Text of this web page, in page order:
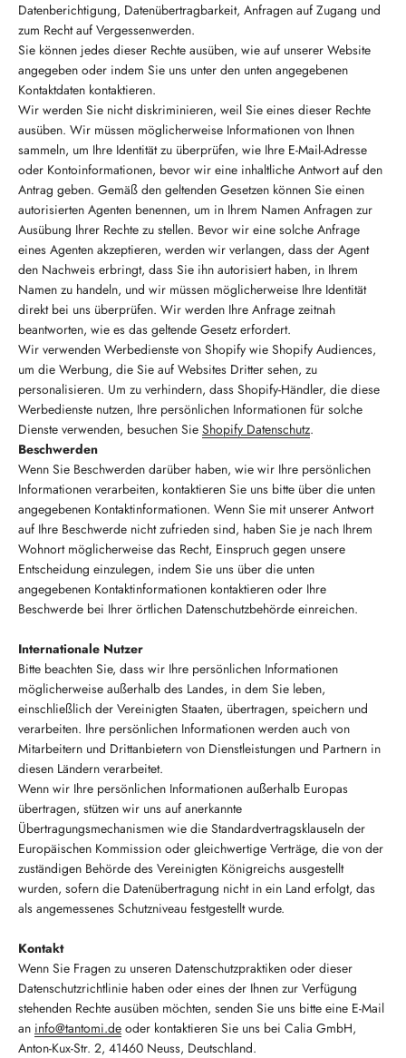
Datenberichtigung, Datenübertragbarkeit, Anfragen auf Zugang und
zum Recht auf Vergessenwerden.
Sie können jedes dieser Rechte ausüben, wie auf unserer Website
angegeben oder indem Sie uns unter den unten angegebenen
Kontaktdaten kontaktieren.
Wir werden Sie nicht diskriminieren, weil Sie eines dieser Rechte
ausüben. Wir müssen möglicherweise Informationen von Ihnen
sammeln, um Ihre Identität zu überprüfen, wie Ihre E-Mail-Adresse
oder Kontoinformationen, bevor wir eine inhaltliche Antwort auf den
Antrag geben. Gemäß den geltenden Gesetzen können Sie einen
autorisierten Agenten benennen, um in Ihrem Namen Anfragen zur
Ausübung Ihrer Rechte zu stellen. Bevor wir eine solche Anfrage
eines Agenten akzeptieren, werden wir verlangen, dass der Agent
den Nachweis erbringt, dass Sie ihn autorisiert haben, in Ihrem
Namen zu handeln, und wir müssen möglicherweise Ihre Identität
direkt bei uns überprüfen. Wir werden Ihre Anfrage zeitnah
beantworten, wie es das geltende Gesetz erfordert.
Wir verwenden Werbedienste von Shopify wie Shopify Audiences,
um die Werbung, die Sie auf Websites Dritter sehen, zu
personalisieren. Um zu verhindern, dass Shopify-Händler, die diese
Werbedienste nutzen, Ihre persönlichen Informationen für solche
Dienste verwenden, besuchen Sie Shopify Datenschutz.
Beschwerden
Wenn Sie Beschwerden darüber haben, wie wir Ihre persönlichen
Informationen verarbeiten, kontaktieren Sie uns bitte über die unten
angegebenen Kontaktinformationen. Wenn Sie mit unserer Antwort
auf Ihre Beschwerde nicht zufrieden sind, haben Sie je nach Ihrem
Wohnort möglicherweise das Recht, Einspruch gegen unsere
Entscheidung einzulegen, indem Sie uns über die unten
angegebenen Kontaktinformationen kontaktieren oder Ihre
Beschwerde bei Ihrer örtlichen Datenschutzbehörde einreichen.
Internationale Nutzer
Bitte beachten Sie, dass wir Ihre persönlichen Informationen
möglicherweise außerhalb des Landes, in dem Sie leben,
einschließlich der Vereinigten Staaten, übertragen, speichern und
verarbeiten. Ihre persönlichen Informationen werden auch von
Mitarbeitern und Drittanbietern von Dienstleistungen und Partnern in
diesen Ländern verarbeitet.
Wenn wir Ihre persönlichen Informationen außerhalb Europas
übertragen, stützen wir uns auf anerkannte
Übertragungsmechanismen wie die Standardvertragsklauseln der
Europäischen Kommission oder gleichwertige Verträge, die von der
zuständigen Behörde des Vereinigten Königreichs ausgestellt
wurden, sofern die Datenübertragung nicht in ein Land erfolgt, das
als angemessenes Schutzniveau festgestellt wurde.
Kontakt
Wenn Sie Fragen zu unseren Datenschutzpraktiken oder dieser
Datenschutzrichtlinie haben oder eines der Ihnen zur Verfügung
stehenden Rechte ausüben möchten, senden Sie uns bitte eine E-Mail
an info@tantomi.de oder kontaktieren Sie uns bei Calia GmbH,
Anton-Kux-Str. 2, 41460 Neuss, Deutschland.